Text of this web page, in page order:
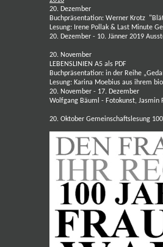
20. Dezember
Buchpräsentation: Werner Krotz
Lesung: Irene Pollak & Last Minute
20. Dezember - 10. Jänner 2019
20. November
LEBENSLINIEN A5 als PDF
Buchpräsentation: in der Reihe
Lesung: Karina Moebius aus ihrem
20. November - 17. Dezember
Wolfgang Bäuml - Fotokunst, Jasmin
20. Oktober Gemeinschaftslesung